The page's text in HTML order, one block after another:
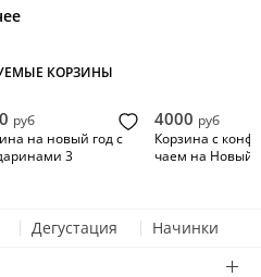
КОРЗИНЫ
руб
на новый год с
3
4000 руб
Корзина с
чаем на Новый
Дегустация Начинки